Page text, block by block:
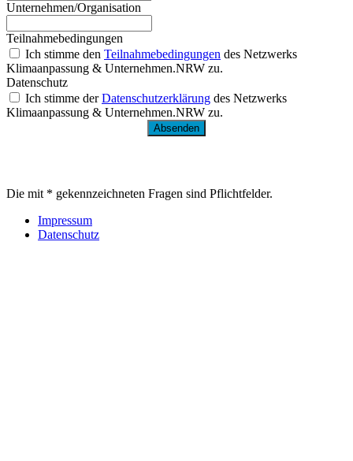
Unternehmen/Organisation
Teilnahmebedingungen
Ich stimme den Teilnahmebedingungen des Netzwerks
Klimaanpassung & Unternehmen.NRW zu.
Datenschutz
Ich stimme derDatenschutzerklärung des Netzwerks
Klimaanpassung & Unternehmen.NRW zu.
Absenden
Die mit * gekennzeichneten Fragen sind Pflichtfelder.
Impressum
Datenschutz